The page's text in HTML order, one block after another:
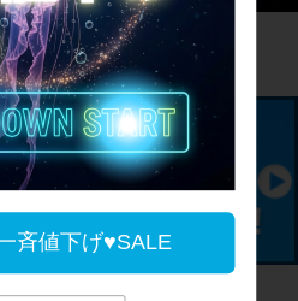
斉値下げ♥SALE
お買取サービス